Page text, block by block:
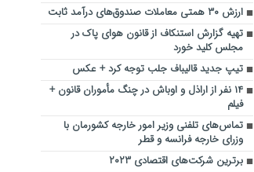
ارزش ۳۰ همتی معاملات صندوق‌های درآمد ثابت
تهیه گزارش استنکاف از قانون هوای پاک در
مجلس کلید خورد
تیپ جدید قالیباف جلب توجه کرد + عکس
۱۴ نفر از اراذل و اوباش در چنگ مأموران قانون +
فیلم
تماس‌های تلفنی وزیر امور خارجه کشورمان با
وزرای خارجه فرانسه و قطر
برترین شرکت‌های اقتصادی ۲۰۲۳